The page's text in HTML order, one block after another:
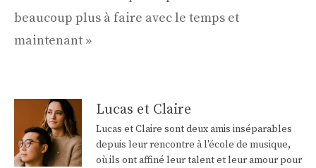
beaucoup plus à faire avec le temps et
maintenant »
Lucas et Claire
Lucas et Claire sont deux amis inséparables
depuis leur rencontre à l'école de musique,
où ils ont affiné leur talent et leur amour pour